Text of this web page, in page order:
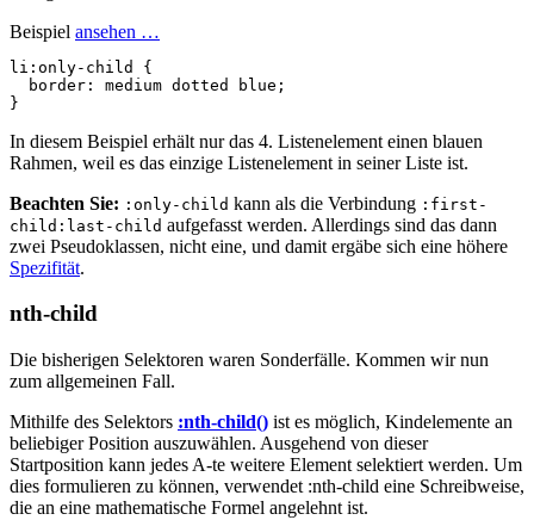
Beispiel ansehen …
li :only-child
{
border : medium dotted blue ;
}
In diesem Beispiel erhält nur das 4. Listenelement einen blauen
Rahmen, weil es das einzige Listenelement in seiner Liste ist.
Beachten Sie: :only-child kann als die Verbindung :first-
child:last-child aufgefasst werden. Allerdings sind das dann
zwei Pseudoklassen, nicht eine, und damit ergäbe sich eine höhere
Spezifität.
nth-child
Die bisherigen Selektoren waren Sonderfälle. Kommen wir nun
zum allgemeinen Fall.
Mithilfe des Selektors :nth-child() ist es möglich, Kindelemente an
beliebiger Position auszuwählen. Ausgehend von dieser
Startposition kann jedes A-te weitere Element selektiert werden. Um
dies formulieren zu können, verwendet :nth-child eine Schreibweise,
die an eine mathematische Formel angelehnt ist.